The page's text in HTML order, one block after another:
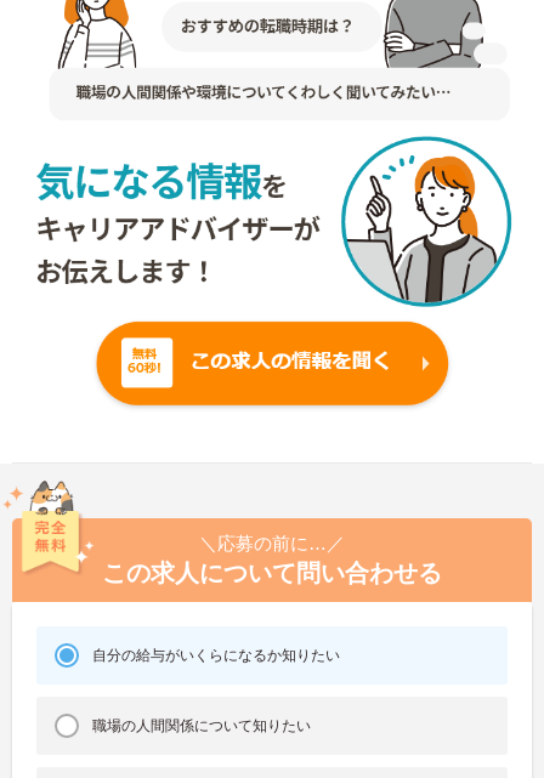
＼応募の前に…／
この求人について問い合わせる
自分の給与がいくらになるか知りたい
職場の人間関係について知りたい